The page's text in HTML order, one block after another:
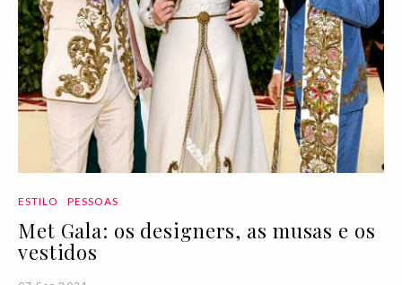
ESTILO PESSOAS
Met Gala: os designers, as musas e os
vestidos